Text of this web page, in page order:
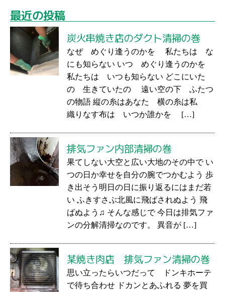
最近の投稿
炭火串焼き店のダクト清掃の巻
なぜ めぐり逢うのかを 私たちは な
にも知らない いつ めぐり逢うのかを
私たちは いつも知らない どこにいた
の 生きていたの 遠い空の下 ふたつ
の物語 縦の糸はあなた 横の糸は私
織りなす布は いつか誰かを […]
排気ファン内部清掃の巻
果てしない大空と広い大地のその中で い
つの日か幸せを自分の腕でつかむよう 歩
き出そう明日の日に振り返るにはまだ若
い ふきすさぶ北風に飛ばされぬよう 飛
ばぬよう♫ そんな感じで 今日は排気ファ
ンの分解清掃なのです。 異音が […]
某焼き肉店 排気ファン清掃の巻
思い立ったらいつだって ドンキホーテ
で待ち合わせ ドカンとあふれる 夢を買